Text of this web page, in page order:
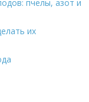
пчелы, азот и
их